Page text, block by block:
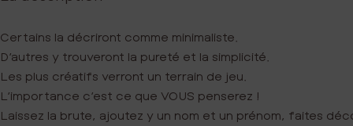
Certains la décriront comme minimaliste.
D’autres y trouveront la pureté et la simplicité.
Les plus créatifs verront un terrain de jeu.
L’importance c’est ce que VOUS penserez !
Laissez la brute, ajoutez y un nom et un prénom, faites